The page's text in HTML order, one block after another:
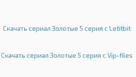
Скачать сериал Золотые 5 серия с Letitbit
Скачать сериал Золотые 5 серия с Vip-files